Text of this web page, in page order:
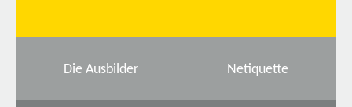
Die Ausbilder Netiquette